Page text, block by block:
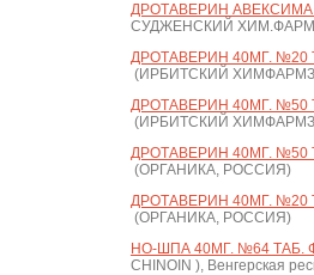
ДРОТАВЕРИН АВЕКСИМА
СУДЖЕНСКИЙ
ДРОТАВЕРИН 40МГ. №20
(ИРБИТСКИЙ
ДРОТАВЕРИН 40МГ. №50
(ИРБИТСКИЙ
ДРОТАВЕРИН 40МГ. №50
(ОРГАНИКА, РОССИЯ)
ДРОТАВЕРИН 40МГ. №20
(ОРГАНИКА, РОССИЯ)
НО-ШПА 40МГ. №64 ТАБ.
CHINOIN ), Венгерская